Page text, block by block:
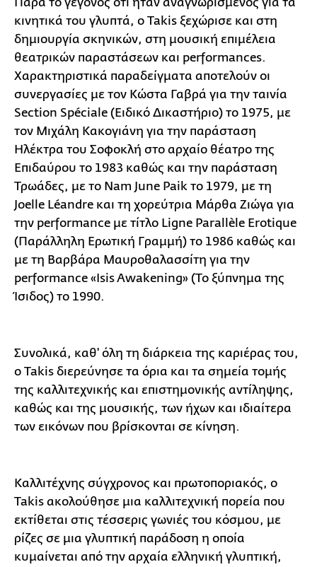
κινητικά του γλυπτά, ο Takis ξεχώρισε και στη
δημιουργία σκηνικών, στη μουσική επιμέλεια
θεατρικών παραστάσεων και performances.
Χαρακτηριστικά παραδείγματα αποτελούν οι
συνεργασίες με τον Κώστα Γαβρά για την ταινία
Section Spéciale (Ειδικό Δικαστήριο) το 1975, με
τον Μιχάλη Κακογιάνη για την παράσταση
Ηλέκτρα του Σοφοκλή στο αρχαίο θέατρο της
Επιδαύρου το 1983 καθώς και την παράσταση
Τρωάδες, με το Nam June Paik το 1979, με τη
Joelle Léandre και τη χορεύτρια Μάρθα Ζιώγα για
την performance με τίτλο Ligne Parallèle Erotique
(Παράλληλη Ερωτική Γραμμή) το 1986 καθώς και
με τη Βαρβάρα Μαυροθαλασσίτη για την
performance «Isis Awakening» (Το ξύπνημα της
Ίσιδος) το 1990.
Συνολικά, καθ' όλη τη διάρκεια της καριέρας του,
ο Takis διερεύνησε τα όρια και τα σημεία τομής
της καλλιτεχνικής και επιστημονικής αντίληψης,
καθώς και της μουσικής, των ήχων και ιδιαίτερα
των εικόνων που βρίσκονται σε κίνηση.
Καλλιτέχνης σύγχρονος και πρωτοποριακός, ο
Takis ακολούθησε μια καλλιτεχνική πορεία που
εκτίθεται στις τέσσερις γωνιές του κόσμου, με
ρίζες σε μια γλυπτική παράδοση η οποία
κυμαίνεται από την αρχαία ελληνική γλυπτική,